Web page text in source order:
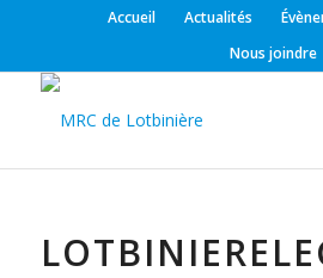
Accueil Actualités
Nous joindre